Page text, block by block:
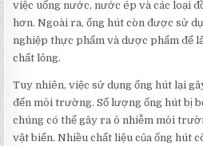
việc uống nước, nước ép và các loại
hơn. Ngoài ra, ống hút còn được sử
nghiệp thực phẩm và dược phẩm để
chất lỏng.
Tuy nhiên, việc sử dụng ống hút lại
đến môi trường. Số lượng ống hút bị
chúng có thể gây ra ô nhiễm môi
vật biển. Nhiều chất liệu của ống hút